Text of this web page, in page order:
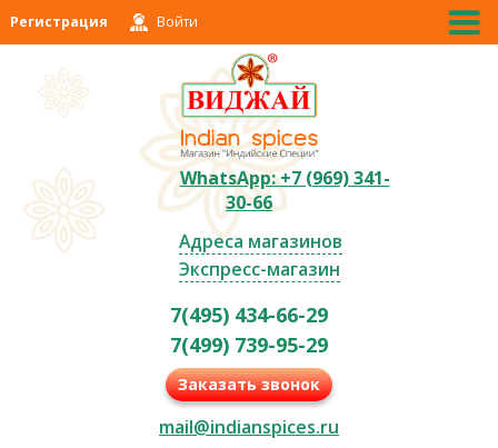
Регистрация Войти
WhatsApp: +7 (969) 341-
30-66
Адреса магазинов
Экспресс-магазин
7(495) 434-66-29
7(499) 739-95-29
Заказать звонок
mail@indianspices.ru